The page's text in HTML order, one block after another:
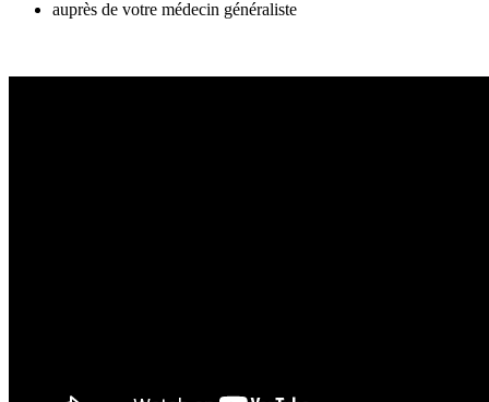
auprès de votre médecin généraliste